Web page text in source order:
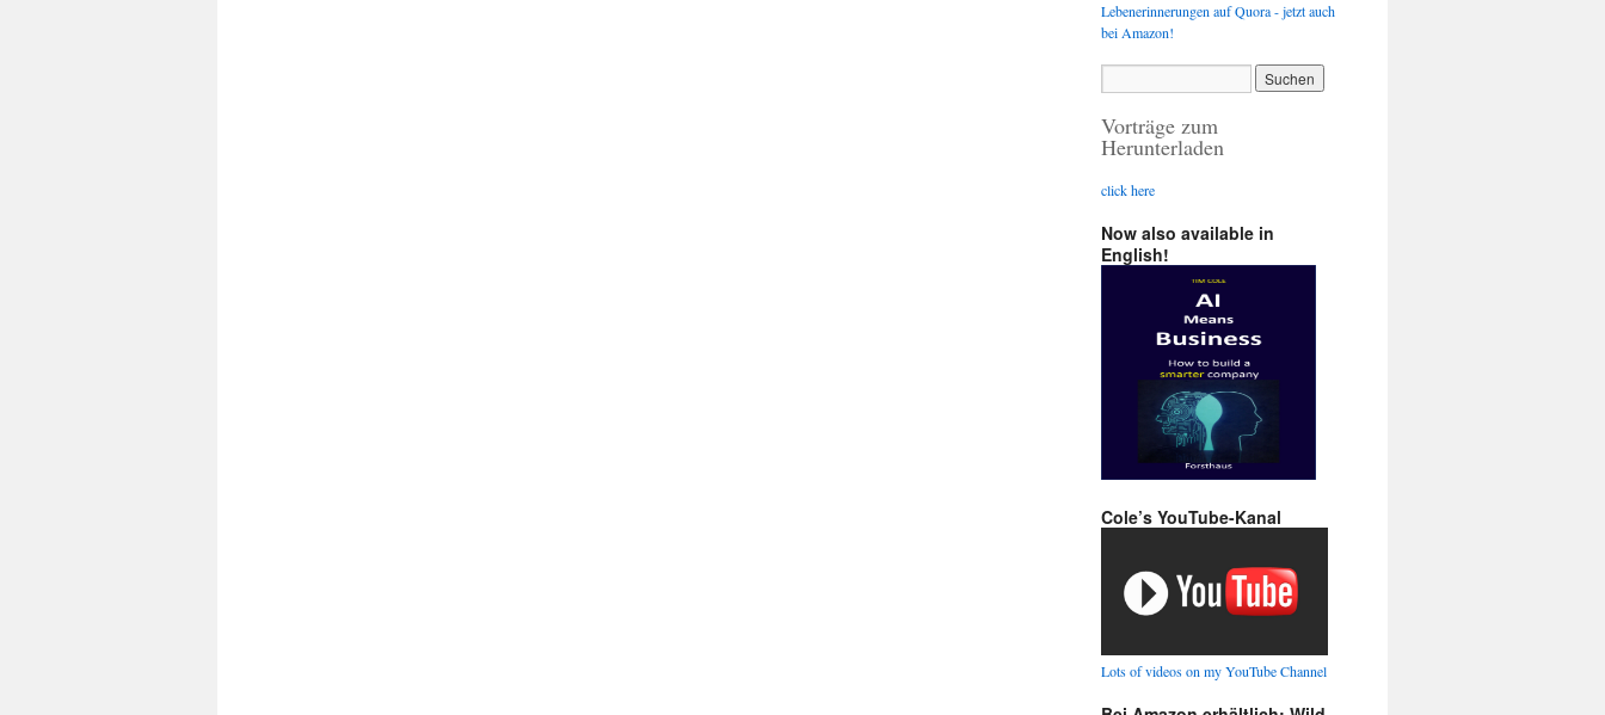
Lebenerinnerungen auf Quora - jetzt auch
bei Amazon!
Vorträge zum
Herunterladen
click here
Now also available in
English!
Cole’s YouTube-Kanal
Lots of videos on my YouTube Channel